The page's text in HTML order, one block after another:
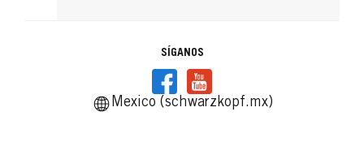
SÍGANOS
Mexico (schwarzkopf.mx)